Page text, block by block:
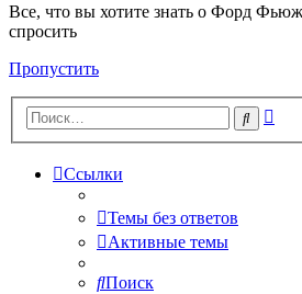
Все, что вы хотите знать о Форд
спросить
Пропустить
Поиск
Ссылки
Темы без ответов
Активные темы
Поиск